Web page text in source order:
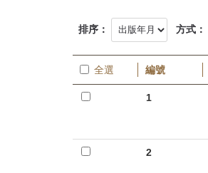
究
所-
首
排序： 方式：
全選 編號
1
2